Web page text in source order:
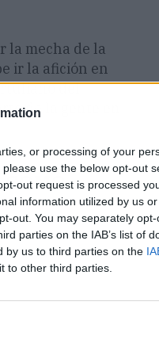
or processing of your
use the below opt-out
out request is processed
information utilized by us
out. You may separately
parties on the IAB’s list of
by us to third parties on the
to other third parties.
la mecha de la
ir la afición en
del
de la gente en